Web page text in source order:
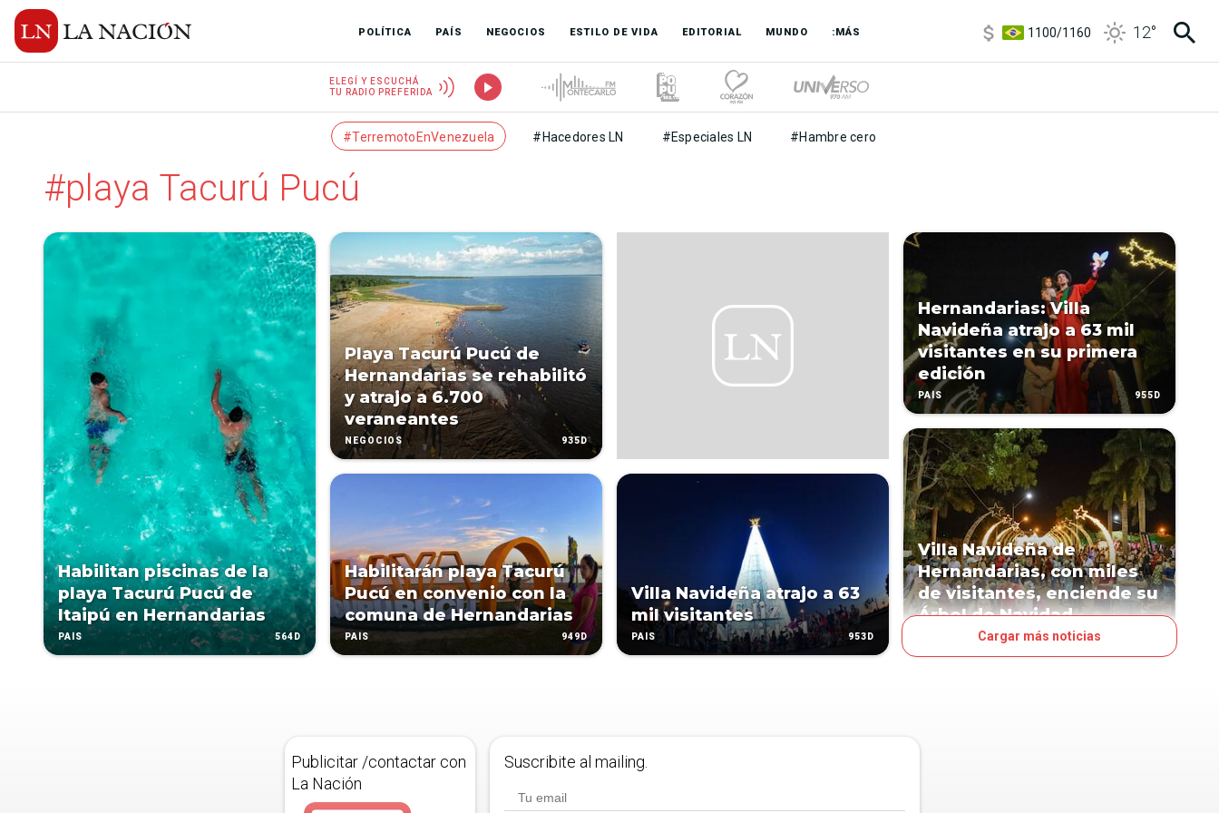
POLÍTICA PAÍS NEGOCIOS ESTILO DE VIDA EDITORIAL MUNDO :MÁS
1100/1160
12°
ELEGÍ Y ESCUCHÁ
TU RADIO PREFERIDA
#TerremotoEnVenezuela #Hacedores LN #Especiales LN #Hambre cero
#playa Tacurú Pucú
Habilitan piscinas de la
playa Tacurú Pucú de
Itaipú en Hernandarias
PAÍS 564D
Playa Tacurú Pucú de
Hernandarias se rehabilitó
y atrajo a 6.700
veraneantes
NEGOCIOS 935D
Habilitarán playa Tacurú
Pucú en convenio con la
comuna de Hernandarias
PAÍS 949D
Villa Navideña atrajo a 63
mil visitantes
PAÍS 953D
Hernandarias: Villa
Navideña atrajo a 63 mil
visitantes en su primera
edición
PAÍS 955D
Villa Navideña de
Hernandarias, con miles
de visitantes, enciende su
Árbol de Navidad
Cargar más noticias
Publicitar /contactar con
La Nación
Suscribite al mailing.